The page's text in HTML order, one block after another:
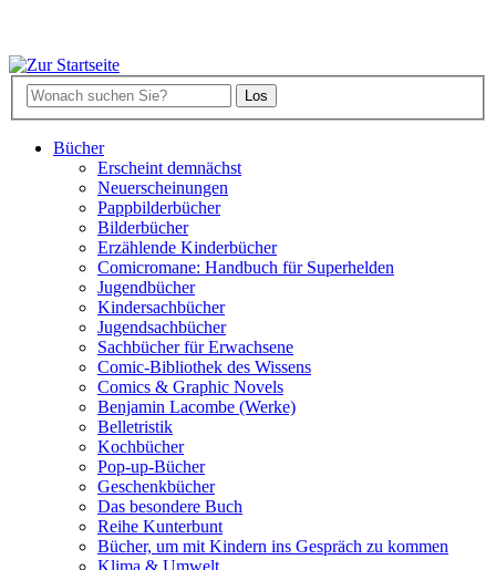
Bücher
Erscheint demnächst
Neuerscheinungen
Pappbilderbücher
Bilderbücher
Erzählende Kinderbücher
Comicromane: Handbuch für Superhelden
Jugendbücher
Kindersachbücher
Jugendsachbücher
Sachbücher für Erwachsene
Comic-Bibliothek des Wissens
Comics & Graphic Novels
Benjamin Lacombe (Werke)
Belletristik
Kochbücher
Pop-up-Bücher
Geschenkbücher
Das besondere Buch
Reihe Kunterbunt
Bücher, um mit Kindern ins Gespräch zu kommen
Klima & Umwelt